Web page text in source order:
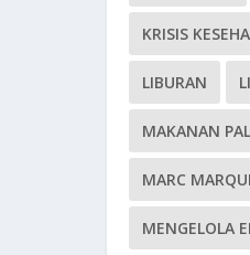
KRISIS
LIBURAN
MAKANAN
MARC
MENGELOLA